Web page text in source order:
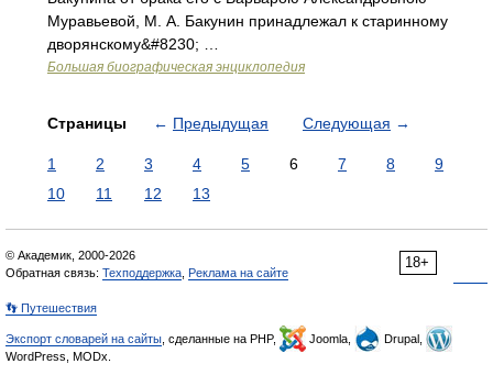
Муравьевой, М. А. Бакунин принадлежал к старинному
дворянскому&#8230; …
Большая биографическая энциклопедия
Страницы ← Предыдущая Следующая →
1 2 3 4 5 6 7 8
9
10
11 12 13
18+
© Академик, 2000-2026
Обратная связь: Техподдержка Реклама на сайте
👣 Путешествия
Экспорт словарей на сайты , сделанные на PHP, Joomla,
Drupal,
WordPress, MODx.